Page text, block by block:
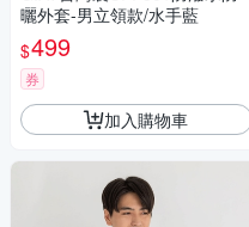
曬外套-男立領款/水手藍
$499
券
加入購物車